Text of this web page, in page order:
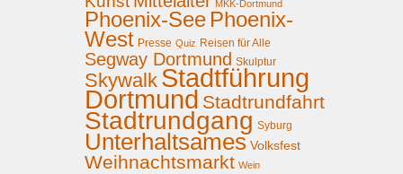
MKK-Dortmund
Phoenix-See Phoenix-
West Presse Quiz Reisen für Alle
Segway Dortmund Skulptur
Skywalk Stadtführung
Dortmund Stadtrundfahrt
Stadtrundgang Syburg
Unterhaltsames Volksfest
Weihnachtsmarkt Wein